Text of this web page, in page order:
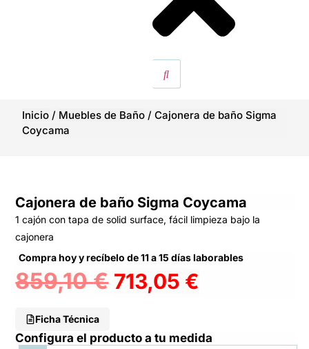
Inicio / Muebles de Baño /Cajonera de baño Sigma
Coycama
Cajonera de baño Sigma Coycama
1 cajón con tapa de solid surface, fácil limpieza bajo la
cajonera
Compra hoy y recíbelo de 11 a 15 días laborables
859,10€ 713,05 €
Ficha Técnica
Configura el producto a tu medida